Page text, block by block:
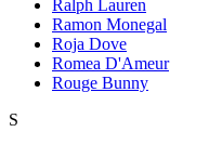
Ralph Lauren
Ramon Monegal
Roja Dove
Romea D'Ameur
Rouge Bunny
S